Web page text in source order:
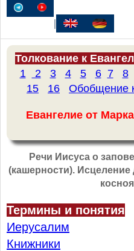
|
Толкование к
1
2 3 4 5 6 7 8
15
16 Обобщение
Евангелие от
Речи Иисуса о
(кашерности).
Термины и понятия
Иерусалим
Книжники